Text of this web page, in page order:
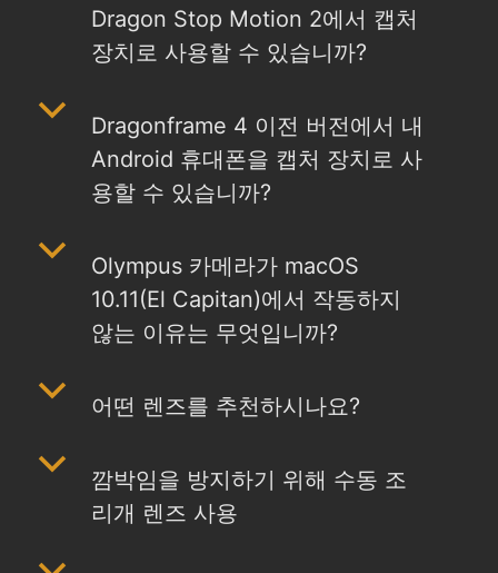
Dragon Stop Motion 2에서 캡처
장치로 사용할 수 있습니까?
b
Dragonframe 4 이전 버전에서 내
Android 휴대폰을 캡처 장치로 사
용할 수 있습니까?
b
Olympus 카메라가 macOS
10.11(El Capitan)에서 작동하지
않는 이유는 무엇입니까?
b 어떤 렌즈를 추천하시나요?
b
깜박임을 방지하기 위해 수동 조
리개 렌즈 사용